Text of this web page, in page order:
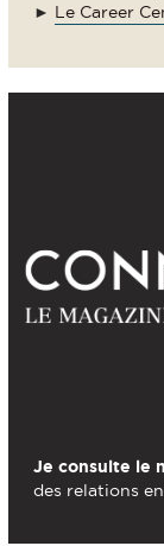
► Le Career
Je consulte le
des relations